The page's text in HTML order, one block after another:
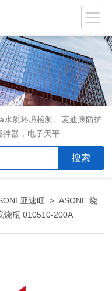
水质环境检测、麦迪康防护
拌器，电子天平
亚速旺 >ASONE 烧
烧瓶 010510-200A